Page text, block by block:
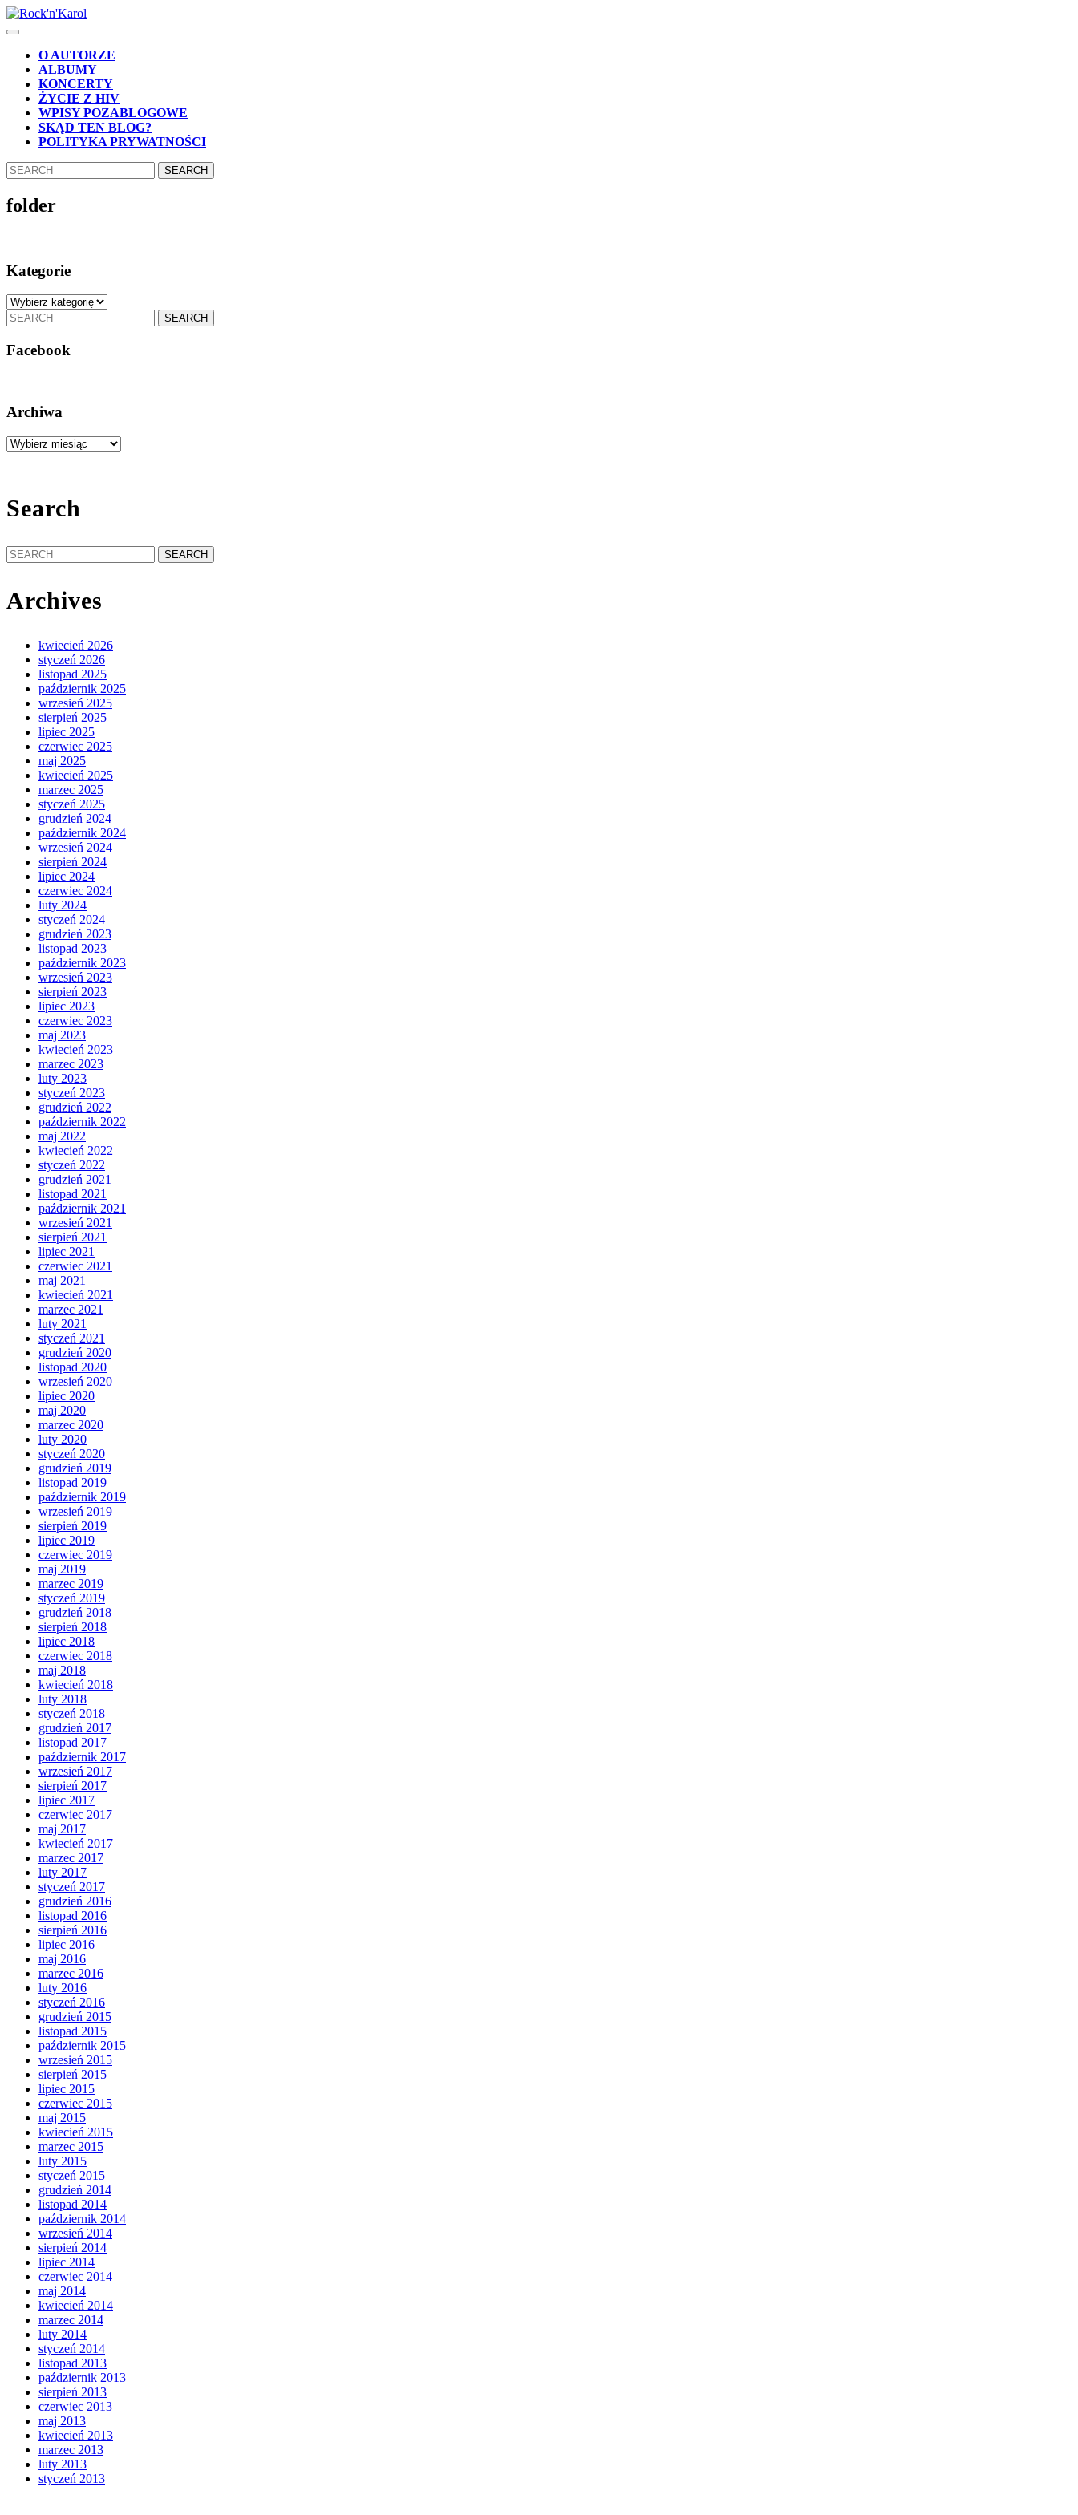
Skip
to
Skip
content
Open
ButtonO AUTORZE
ALBUMY
KONCERTY
ŻYCIE Z HIV
WPISY POZABLOGOWE
SKĄD TEN BLOG?
POLITYKA PRYWATNOŚCI
CLOSE
BUTTON
Search
for:
folder
Kategorie
Kategorie
Search
for:
Facebook
Archiwa
Archiwa
Search
Search
for:
Archives
kwiecień 2026
styczeń 2026
listopad 2025
październik 2025
wrzesień 2025
sierpień 2025
lipiec 2025
czerwiec 2025
maj 2025
kwiecień 2025
marzec 2025
styczeń 2025
grudzień 2024
październik 2024
wrzesień 2024
sierpień 2024
lipiec 2024
czerwiec 2024
luty 2024
styczeń 2024
grudzień 2023
listopad 2023
październik 2023
wrzesień 2023
sierpień 2023
lipiec 2023
czerwiec 2023
maj 2023
kwiecień 2023
marzec 2023
luty 2023
styczeń 2023
grudzień 2022
październik 2022
maj 2022
kwiecień 2022
styczeń 2022
grudzień 2021
listopad 2021
październik 2021
wrzesień 2021
sierpień 2021
lipiec 2021
czerwiec 2021
maj 2021
kwiecień 2021
marzec 2021
luty 2021
styczeń 2021
grudzień 2020
listopad 2020
wrzesień 2020
lipiec 2020
maj 2020
marzec 2020
luty 2020
styczeń 2020
grudzień 2019
listopad 2019
październik 2019
wrzesień 2019
sierpień 2019
lipiec 2019
czerwiec 2019
maj 2019
marzec 2019
styczeń 2019
grudzień 2018
sierpień 2018
lipiec 2018
czerwiec 2018
maj 2018
kwiecień 2018
luty 2018
styczeń 2018
grudzień 2017
listopad 2017
październik 2017
wrzesień 2017
sierpień 2017
lipiec 2017
czerwiec 2017
maj 2017
kwiecień 2017
marzec 2017
luty 2017
styczeń 2017
grudzień 2016
listopad 2016
sierpień 2016
lipiec 2016
maj 2016
marzec 2016
luty 2016
styczeń 2016
grudzień 2015
listopad 2015
październik 2015
wrzesień 2015
sierpień 2015
lipiec 2015
czerwiec 2015
maj 2015
kwiecień 2015
marzec 2015
luty 2015
styczeń 2015
grudzień 2014
listopad 2014
październik 2014
wrzesień 2014
sierpień 2014
lipiec 2014
czerwiec 2014
maj 2014
kwiecień 2014
marzec 2014
luty 2014
styczeń 2014
listopad 2013
październik 2013
sierpień 2013
czerwiec 2013
maj 2013
kwiecień 2013
marzec 2013
luty 2013
styczeń 2013